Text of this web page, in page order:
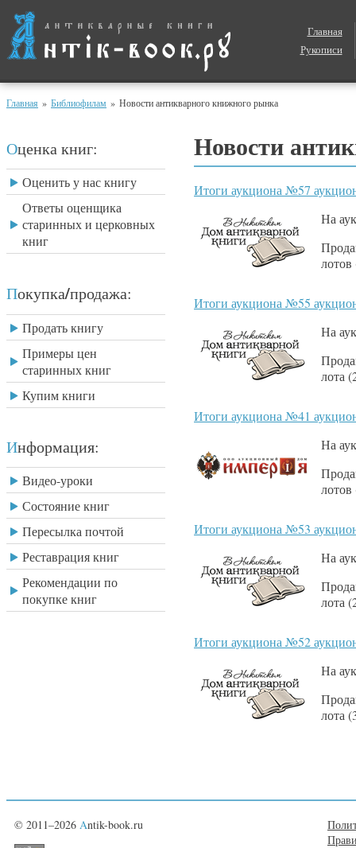
Главная
Рукописи
Главная » Библиофилам » Новости антикварного книжного рынка
Оценка книг:
Оценить у нас книгу
Ответы оценщика
старинных и церковных
книг
Покупка/продажа:
Продать книгу
Примеры цен
старинных книг
Купим книги
Информация:
Видео-уроки
Состояние книг
Пересылка почтой
Реставрация книг
Рекомендации по
покупке книг
Новости
Итоги аукциона №57
На
Итоги аукциона №55
На
лота
Итоги аукциона №41
На
Итоги аукциона №53
На
лота
Итоги аукциона №52
На
лота
© 2011–2026 Antik-book.ru